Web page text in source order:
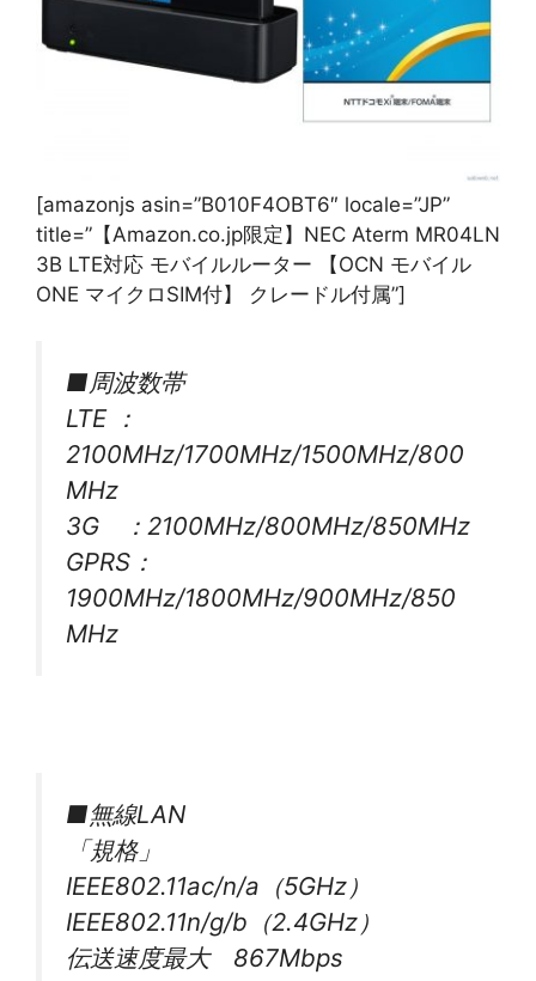
[amazonjs asin=”B010F4OBT6″ locale=”JP”
title=”【Amazon.co.jp限定】NEC Aterm MR04LN
3B LTE対応 モバイルルーター 【OCN モバイル
ONE マイクロSIM付】 クレードル付属”]
■周波数帯
LTE ：
2100MHz/1700MHz/1500MHz/800
MHz
3G ：2100MHz/800MHz/850MHz
GPRS：
1900MHz/1800MHz/900MHz/850
MHz
■無線LAN
「規格」
IEEE802.11ac/n/a（5GHz）
IEEE802.11n/g/b（2.4GHz）
伝送速度最大 867Mbps